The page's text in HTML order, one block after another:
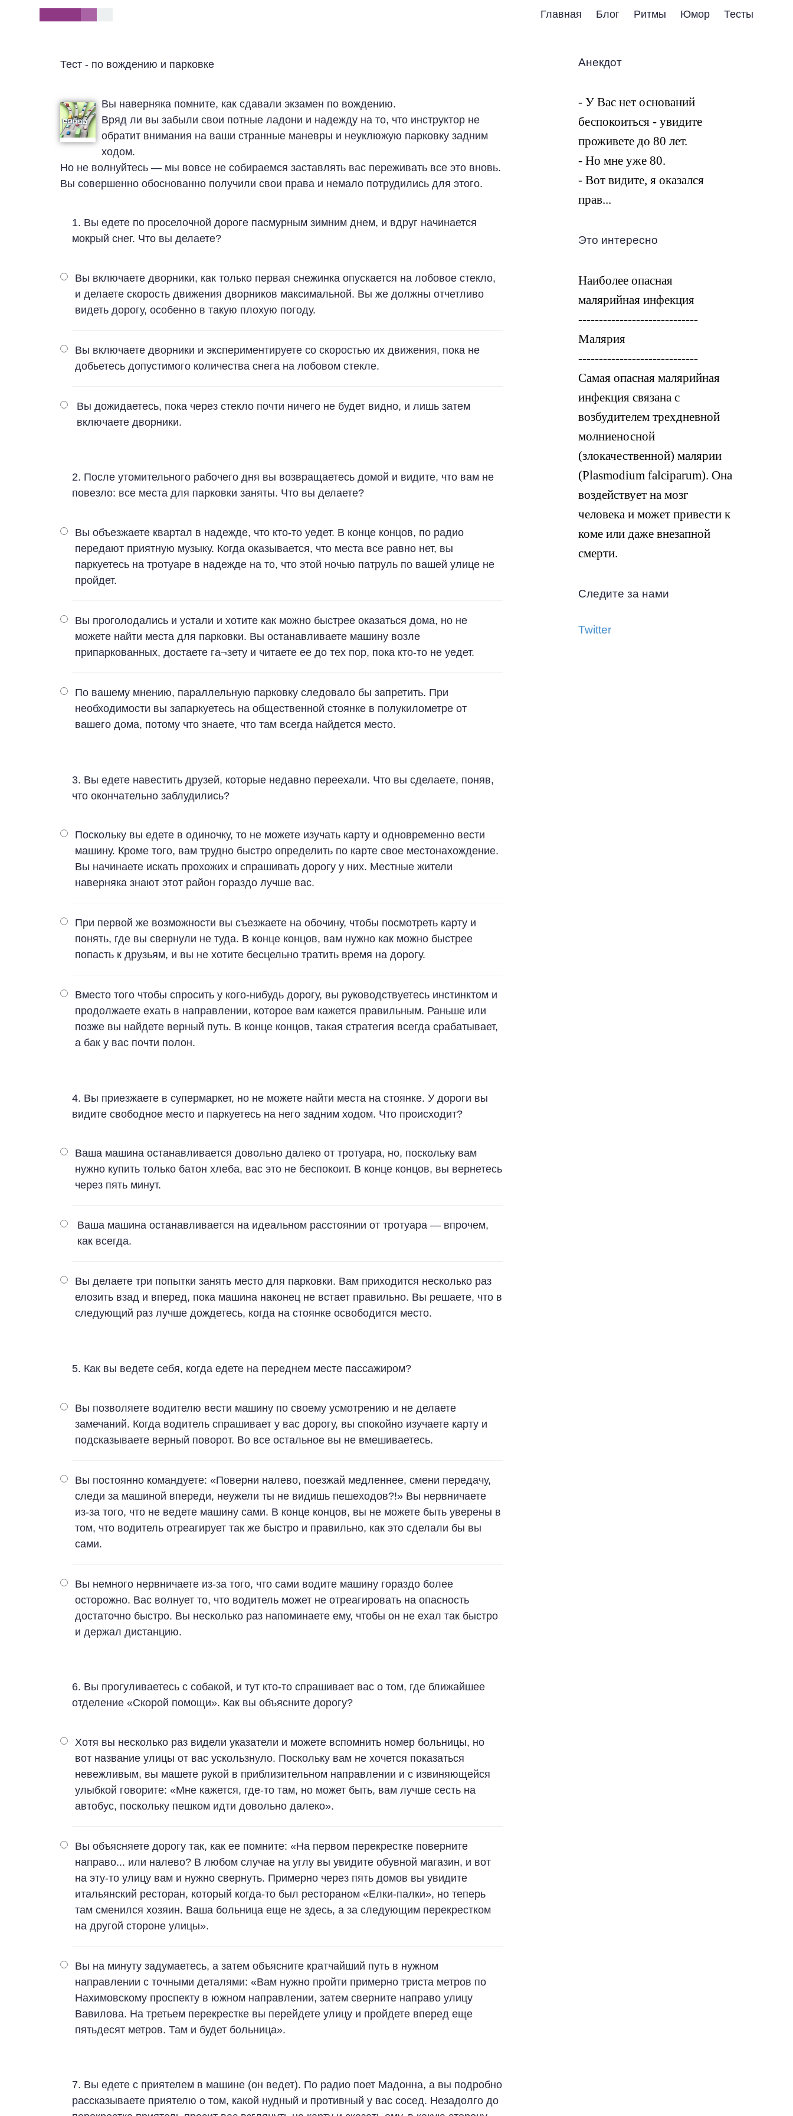
Главная Блог Ритмы Юмор Тесты
Тест - по вождению и парковке
Вы наверняка помните, как сдавали экзамен по вождению.
Вряд ли вы забыли свои потные ладони и надежду на то, что инструктор не
обратит внимания на ваши странные маневры и неуклюжую парковку задним
ходом.
Но не волнуйтесь — мы вовсе не собираемся заставлять вас переживать все это вновь.
Вы совершенно обоснованно получили свои права и немало потрудились для этого.
1. Вы едете по проселочной дороге пасмурным зимним днем, и вдруг начинается
мокрый снег. Что вы делаете?
Вы включаете дворники, как только первая снежинка опускается на лобовое стекло,
и делаете скорость движения дворников максимальной. Вы же должны отчетливо
видеть дорогу, особенно в такую плохую погоду.
Вы включаете дворники и экспериментируете со скоростью их движения, пока не
добьетесь допустимого количества снега на лобовом стекле.
Вы дожидаетесь, пока через стекло почти ничего не будет видно, и лишь затем
включаете дворники.
2. После утомительного рабочего дня вы возвращаетесь домой и видите, что вам не
повезло: все места для парковки заняты. Что вы делаете?
Вы объезжаете квартал в надежде, что кто-то уедет. В конце концов, по радио
передают приятную музыку. Когда оказывается, что места все равно нет, вы
паркуетесь на тротуаре в надежде на то, что этой ночью патруль по вашей улице не
пройдет.
Вы проголодались и устали и хотите как можно быстрее оказаться дома, но не
можете найти места для парковки. Вы останавливаете машину возле
припаркованных, достаете га¬зету и читаете ее до тех пор, пока кто-то не уедет.
По вашему мнению, параллельную парковку следовало бы запретить. При
необходимости вы запаркуетесь на общественной стоянке в полукилометре от
вашего дома, потому что знаете, что там всегда найдется место.
3. Вы едете навестить друзей, которые недавно переехали. Что вы сделаете, поняв,
что окончательно заблудились?
Поскольку вы едете в одиночку, то не можете изучать карту и одновременно вести
машину. Кроме того, вам трудно быстро определить по карте свое местонахождение.
Вы начинаете искать прохожих и спрашивать дорогу у них. Местные жители
наверняка знают этот район гораздо лучше вас.
При первой же возможности вы съезжаете на обочину, чтобы посмотреть карту и
понять, где вы свернули не туда. В конце концов, вам нужно как можно быстрее
попасть к друзьям, и вы не хотите бесцельно тратить время на дорогу.
Вместо того чтобы спросить у кого-нибудь дорогу, вы руководствуетесь инстинктом и
продолжаете ехать в направлении, которое вам кажется правильным. Раньше или
позже вы найдете верный путь. В конце концов, такая стратегия всегда срабатывает,
а бак у вас почти полон.
4. Вы приезжаете в супермаркет, но не можете найти места на стоянке. У дороги вы
видите свободное место и паркуетесь на него задним ходом. Что происходит?
Ваша машина останавливается довольно далеко от тротуара, но, поскольку вам
нужно купить только батон хлеба, вас это не беспокоит. В конце концов, вы вернетесь
через пять минут.
Ваша машина останавливается на идеальном расстоянии от тротуара — впрочем,
как всегда.
Вы делаете три попытки занять место для парковки. Вам приходится несколько раз
елозить взад и вперед, пока машина наконец не встает правильно. Вы решаете, что в
следующий раз лучше дождетесь, когда на стоянке освободится место.
5. Как вы ведете себя, когда едете на переднем месте пассажиром?
Вы позволяете водителю вести машину по своему усмотрению и не делаете
замечаний. Когда водитель спрашивает у вас дорогу, вы спокойно изучаете карту и
подсказываете верный поворот. Во все остальное вы не вмешиваетесь.
Вы постоянно командуете: «Поверни налево, поезжай медленнее, смени передачу,
следи за машиной впереди, неужели ты не видишь пешеходов?!» Вы нервничаете
из-за того, что не ведете машину сами. В конце концов, вы не можете быть уверены в
том, что водитель отреагирует так же быстро и правильно, как это сделали бы вы
сами.
Вы немного нервничаете из-за того, что сами водите машину гораздо более
осторожно. Вас волнует то, что водитель может не отреагировать на опасность
достаточно быстро. Вы несколько раз напоминаете ему, чтобы он не ехал так быстро
и держал дистанцию.
6. Вы прогуливаетесь с собакой, и тут кто-то спрашивает вас о том, где ближайшее
отделение «Скорой помощи». Как вы объясните дорогу?
Хотя вы несколько раз видели указатели и можете вспомнить номер больницы, но
вот название улицы от вас ускользнуло. Поскольку вам не хочется показаться
невежливым, вы машете рукой в приблизительном направлении и с извиняющейся
улыбкой говорите: «Мне кажется, где-то там, но может быть, вам лучше сесть на
автобус, поскольку пешком идти довольно далеко».
Вы объясняете дорогу так, как ее помните: «На первом перекрестке поверните
направо... или налево? В любом случае на углу вы увидите обувной магазин, и вот
на эту-то улицу вам и нужно свернуть. Примерно через пять домов вы увидите
итальянский ресторан, который когда-то был рестораном «Елки-палки», но теперь
там сменился хозяин. Ваша больница еще не здесь, а за следующим перекрестком
на другой стороне улицы».
Вы на минуту задумаетесь, а затем объясните кратчайший путь в нужном
направлении с точными деталями: «Вам нужно пройти примерно триста метров по
Нахимовскому проспекту в южном направлении, затем сверните направо улицу
Вавилова. На третьем перекрестке вы перейдете улицу и пройдете вперед еще
пятьдесят метров. Там и будет больница».
7. Вы едете с приятелем в машине (он ведет). По радио поет Мадонна, а вы подробно
рассказываете приятелю о том, какой нудный и противный у вас сосед. Незадолго до
Анекдот
- У Вас нет оснований
беспокоиться - увидите
проживете до 80 лет.
- Но мне уже 80.
- Вот видите, я оказался
прав...
Это интересно
Наиболее опасная
малярийная инфекция
-----------------------------
Малярия
-----------------------------
Самая опасная малярийная
инфекция связана с
возбудителем трехдневной
молниеносной
(злокачественной) малярии
(Plasmodium falciparum). Она
воздействует на мозг
человека и может привести к
коме или даже внезапной
смерти.
Следите за нами
Twitter